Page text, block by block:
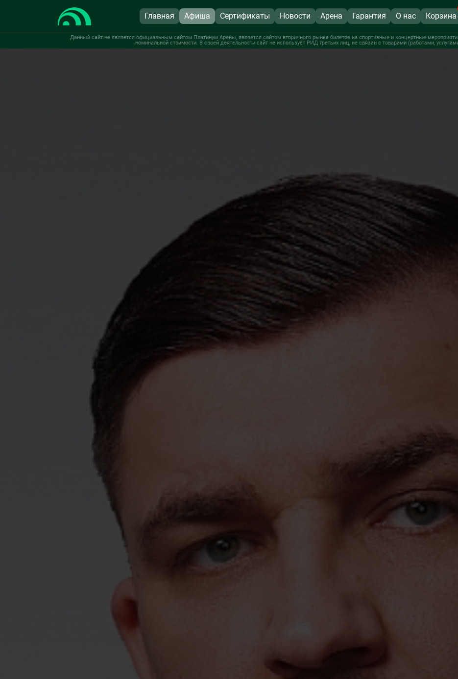
Главная Афиша Сертификаты Новости Арена Гарантия О нас Корзина
Данный сайт не является официальным сайтом Платинум Арены, является сайтом вторичного рынка билетов на спортивные и концертные
номинальной стоимости. В своей деятельности сайт не использует РИД третьих лиц, не связан с товарами (работами,